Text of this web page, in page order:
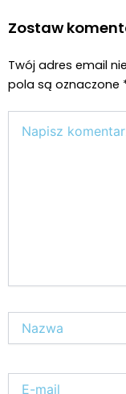
Zostaw
Twój adres email
pola są oznaczone
tutaj..
Nazwa*